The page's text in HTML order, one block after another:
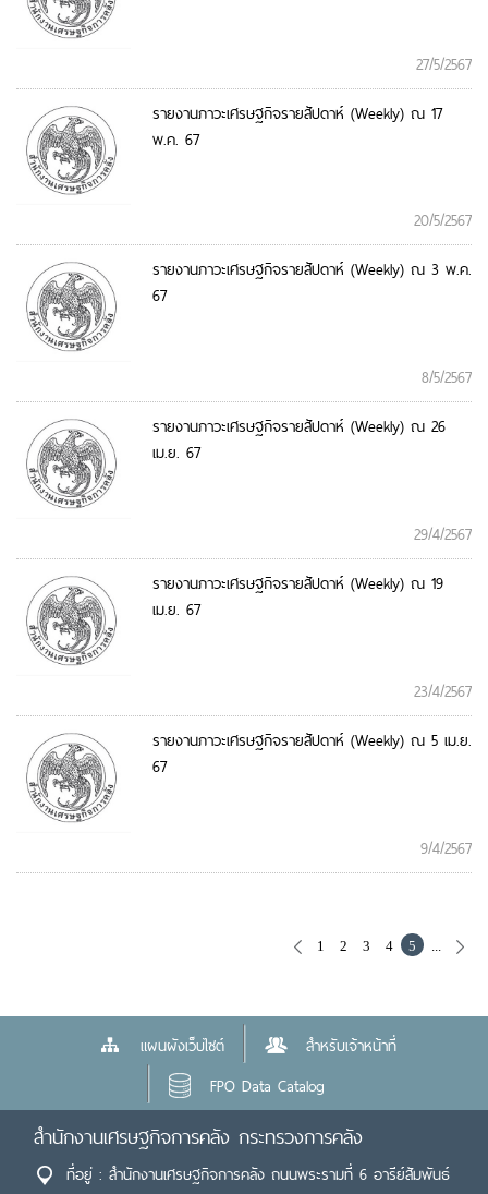
27/5/2567
รายงานภาวะเศรษฐกิจรายสัปดาห์ (Weekly) ณ 17
พ.ค. 67
20/5/2567
รายงานภาวะเศรษฐกิจรายสัปดาห์ (Weekly) ณ 3 พ.ค.
67
8/5/2567
รายงานภาวะเศรษฐกิจรายสัปดาห์ (Weekly) ณ 26
เม.ย. 67
29/4/2567
รายงานภาวะเศรษฐกิจรายสัปดาห์ (Weekly) ณ 19
เม.ย. 67
23/4/2567
รายงานภาวะเศรษฐกิจรายสัปดาห์ (Weekly) ณ 5 เม.ย.
67
9/4/2567
1 2 3 4 5
แผนผังเว็บไซต์
สำหรับเจ้าหน้าที่
FPO Data Catalog
สำนักงานเศรษฐกิจการคลัง กระทรวงการคลัง
ที่อยู่ : สำนักงานเศรษฐกิจการคลัง ถนนพระรามที่ 6 อารีย์สัมพันธ์